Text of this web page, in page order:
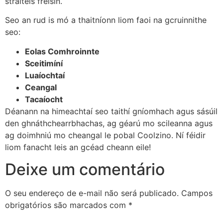
Seo an rud is mó a thaitníonn liom faoi na gcruinnithe
seo:
Eolas Comhroinnte
Sceitimíní
Luaíochtaí
Ceangal
Tacaíocht
Déanann na himeachtaí seo taithí gníomhach agus sásúil
den ghnáthchearrbhachas, ag géarú mo scileanna agus
ag doimhniú mo cheangal le pobal Coolzino. Ní féidir
liom fanacht leis an gcéad cheann eile!
Deixe um comentário
O seu endereço de e-mail não será publicado. Campos
obrigatórios são marcados com *